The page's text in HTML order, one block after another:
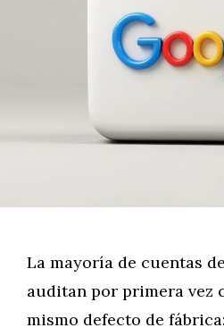
La mayoría de cuentas
auditan por primera vez
mismo defecto de